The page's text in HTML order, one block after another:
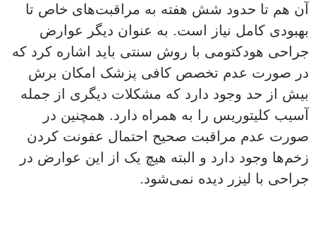
آن هم تا حدود شش هفته به مراقبت‌های خاص تا
بهبودی کامل نیاز است. به عنوان دیگر عوارض
جراحی هودکتومی با روش سنتی باید اشاره کرد که
در صورت عدم تخصص کافی پزشک امکان برش
بیش از حد وجود دارد که مشکلات دیگری از جمله
آسیب کلیتوریس را به همراه دارد. همچنین در
صورت عدم مراقبت صحیح احتمال عفونت کردن
زخم‌ها وجود دارد و البته هیچ یک از این عوارض در
جراحی با لیزر دیده نمی‌شود.